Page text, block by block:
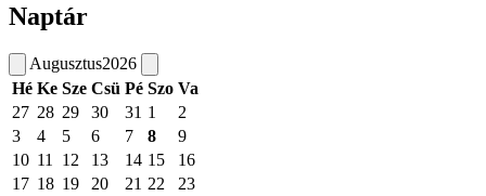
Naptár
Augusztus2026
Hé Ke Sze Csü Pé Szo Va
27 28 29 30 31 1
2
3
4 5 6 7 8
9
10 11 12 13 14 15
16
17 18 19 20 21 22
23